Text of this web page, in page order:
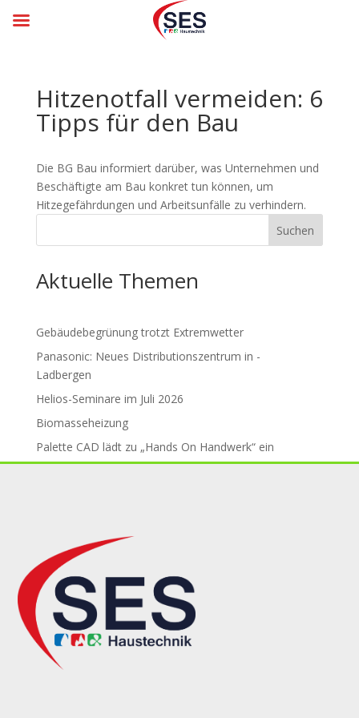
Hitzenotfall vermeiden: 6
Tipps für den Bau
Die BG Bau informiert darüber, was Unternehmen und
Beschäftigte am Bau konkret tun können, um
Hitzegefährdungen und Arbeitsunfälle zu verhindern.
Suchen
Aktuelle Themen
Gebäude­be­grü­nung trotzt Ex­trem­wet­ter
Panasonic: Neues Distributions­zent­rum in ­
Ladbergen
Helios-Seminare im Juli 2026
Biomasseheizung
Palette CAD lädt zu „Hands On Handwerk“ ein